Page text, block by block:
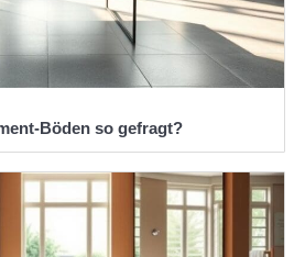
Böden so gefragt?